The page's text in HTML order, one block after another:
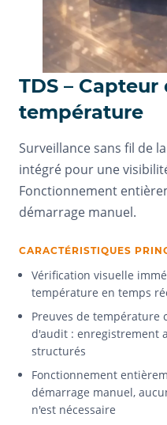
TDS –
température
Surveillance sans fil de
intégré pour une
Fonctionnement
démarrage manuel.
CARACTÉRISTIQUES
Vérification visuelle
température en temps
Preuves de température
d'audit : enregistrement
structurés
Fonctionnement
démarrage manuel,
n'est nécessaire